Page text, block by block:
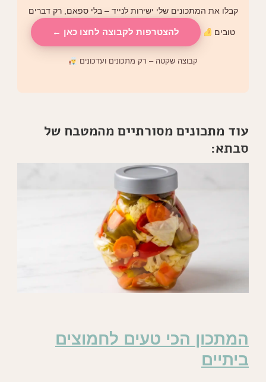
קבלו את המתכונים שלי ישירות לנייד – בלי ספאם, רק דברים
טובים להצטרפות לקבוצה לחצו כאן ←
קבוצה שקטה – רק מתכונים ועדכונים
עוד מתכונים מסורתיים מהמטבח של
סבתא:
המתכון הכי טעים לחמוצים
ביתיים